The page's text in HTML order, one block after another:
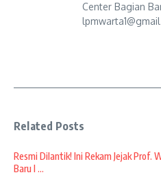
Center Bagian
Related Posts
Resmi Dilantik! Ini Rekam Jejak Prof.
Baru I ...